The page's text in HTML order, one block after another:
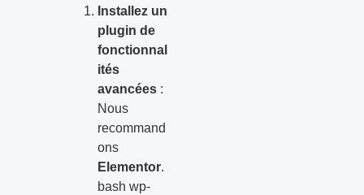
Installez un
plugin de
fonctionnal
ités
avancées :
Nous
recommand
ons
Elementor.
bash wp-